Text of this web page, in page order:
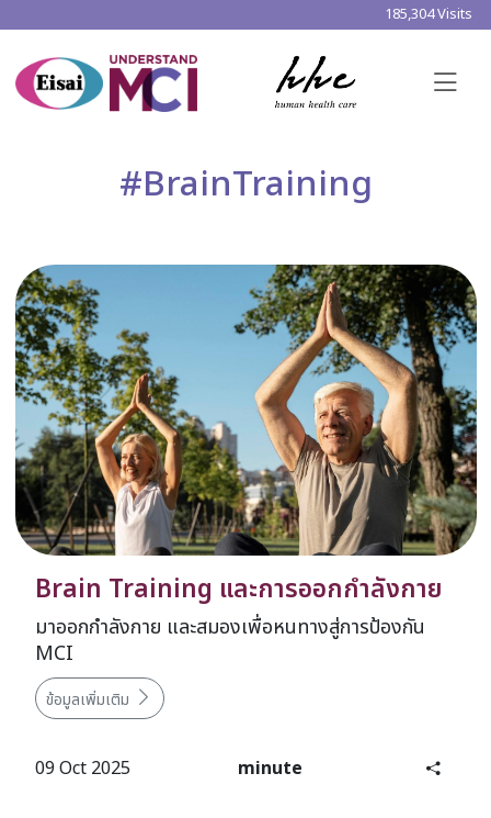
185,304 Visits
#BrainTraining
Brain Training และการออกกำลังกาย
มาออกกำลังกาย และสมองเพื่อหนทางสู่การป้องกัน
MCI
ข้อมูลเพิ่มเติม
09 Oct 2025 minute